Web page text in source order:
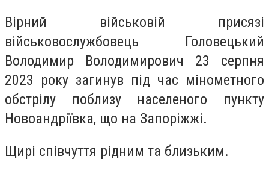
Вірний військовій присязі
військовослужбовець Головецький
Володимир Володимирович 23 серпня
2023 року загинув під час мінометного
обстрілу поблизу населеного пункту
Новоандріївка, що на Запоріжжі.
Щирі співчуття рідним та близьким.